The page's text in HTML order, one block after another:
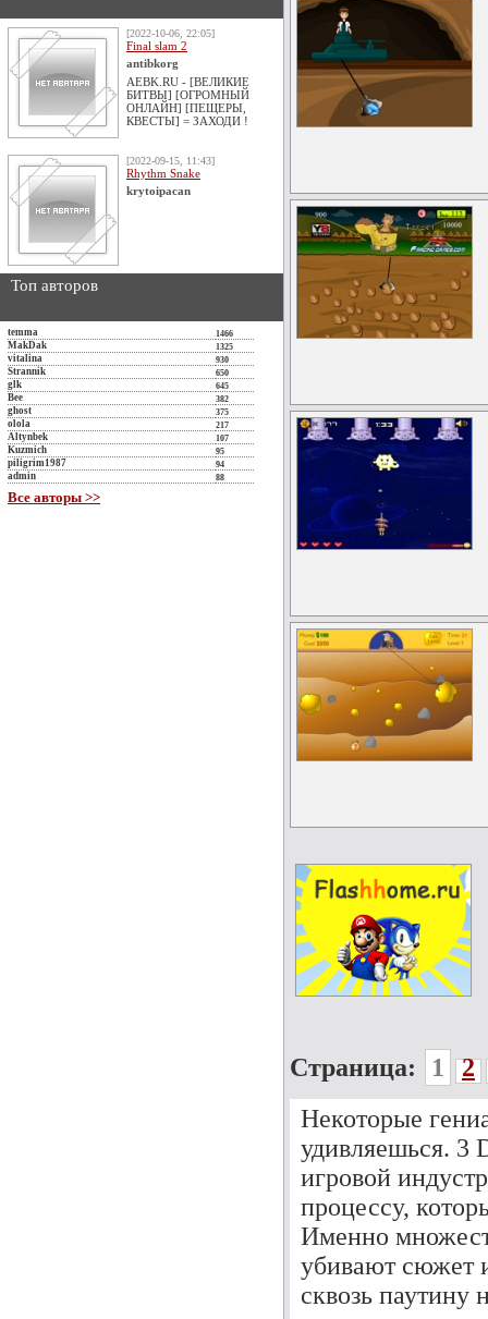
[2022-10-06, 22:05]
Final slam 2
antibkorg
AEBK.RU - [ВЕЛИКИЕ
БИТВЫ] [ОГРОМНЫЙ
ОНЛАЙН] [ПЕЩЕРЫ,
КВЕСТЫ] = ЗАХОДИ !
[2022-09-15, 11:43]
Rhythm Snake
krytoipacan
Топ авторов
temma 1466
MakDak 1325
vitalina 930
Strannik 650
glk 645
Bee 382
ghost 375
olola 217
Altynbek 107
Kuzmich 95
piligrim1987 94
admin 88
Все авторы >>
Страница: 1
2
Некоторые
удивляешься. 3
игровой
процессу,
Именно
убивают сюжет
сквозь